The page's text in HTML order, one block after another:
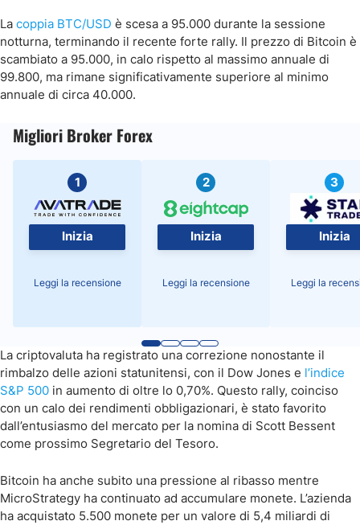
La coppia BTC/USD è scesa a 95.000 durante la sessione
notturna, terminando il recente forte rally. Il prezzo di Bitcoin è
scambiato a 95.000, in calo rispetto al massimo annuale di
99.800, ma rimane significativamente superiore al minimo
annuale di circa 40.000.
Migliori Broker Forex
1
Inizia
Leggi la recensione
2
Inizia
Leggi la recensione
3
Inizia
Leggi la
La criptovaluta ha registrato una correzione nonostante il
rimbalzo delle azioni statunitensi, con il Dow Jones e l’indice
S&P 500 in aumento di oltre lo 0,70%. Questo rally, coinciso
con un calo dei rendimenti obbligazionari, è stato favorito
dall’entusiasmo del mercato per la nomina di Scott Bessent
come prossimo Segretario del Tesoro.
Bitcoin ha anche subito una pressione al ribasso mentre
MicroStrategy ha continuato ad accumulare monete. L’azienda
ha acquistato 5.500 monete per un valore di 5,4 miliardi di